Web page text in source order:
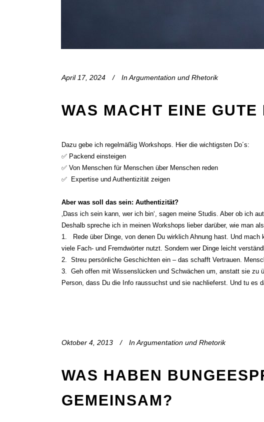
April 17, 2024 InArgumentation und Rhetorik
WAS MACHT EINE GUTE
Dazu gebe ich regelmäßig Workshops. Hier die wichtigsten Do´s:
✅ Packend einsteigen
✅ Von Menschen für Menschen über Menschen reden
✅ Expertise und Authentizität zeigen
Aber was soll das sein: Authentizität?
‚Dass ich sein kann, wer ich bin‘, sagen meine Studis. Aber ob ich
Deshalb spreche ich in meinen Workshops lieber darüber, wie man
1. Rede über Dinge, von denen Du wirklich Ahnung hast. Und
viele Fach- und Fremdwörter nutzt. Sondern wer Dinge leicht
2. Streu persönliche Geschichten ein – das schafft Vertrauen.
3. Geh offen mit Wissenslücken und Schwächen um, anstatt sie zu
Person, dass Du die Info raussuchst und sie nachlieferst. Und tu es
Oktober 4, 2013 InArgumentation und Rhetorik
WAS HABEN
GEMEINSAM?